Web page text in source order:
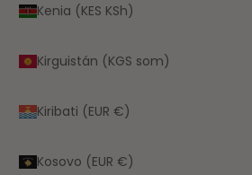
Kenia (KES KSh)
Kirguistán (KGS som)
Kiribati (EUR €)
Kosovo (EUR €)